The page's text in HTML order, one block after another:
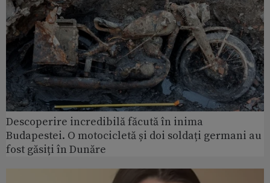
Descoperire incredibilă făcută în inima
Budapestei. O motocicletă și doi soldați germani au
fost găsiți în Dunăre